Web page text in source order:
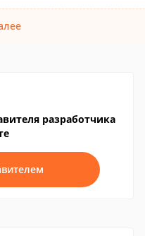
разработчика